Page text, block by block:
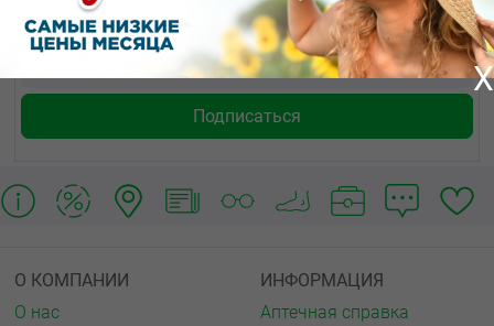
Будь в курсе послених новостей и акций.
X
О КОМПАНИИ
О нас
ИНФОРМАЦИЯ
Аптечная справка